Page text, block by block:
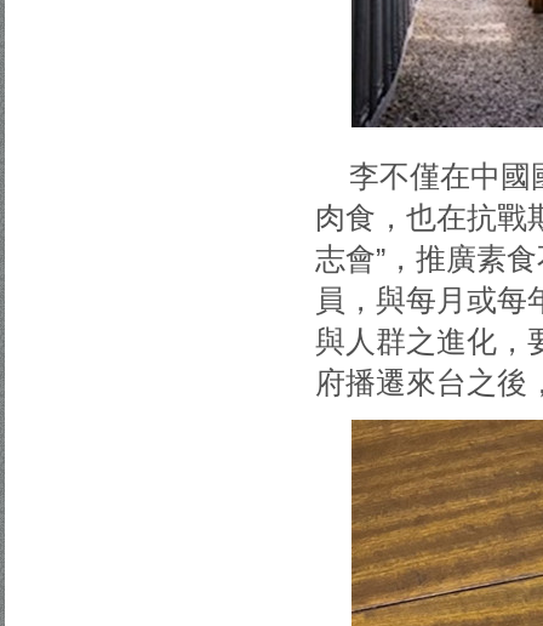
李不僅在中國
肉食，也在抗戰
志會”，推廣素
員，與每月或每
與人群之進化，
府播遷來台之後